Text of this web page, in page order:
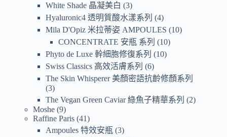
White Shade 晶凝美白
3
Hyaluronic4 透明質酸水漾系列
4
Mila D'Opiz 米拉蒂姿 AMPOULES
10
CONCENTRATE 安瓶 系列
10
Phyto de Luxe 幹細胞修復系列
10
Swiss Classics 高效活膚系列
6
The Skin Whisperer 美顏密語抗齡修顏系列
3
The Vegan Green Caviar 綠魚子精華系列
2
Moshe 9
Raffine Paris 41
Ampoules 特效安瓶 3